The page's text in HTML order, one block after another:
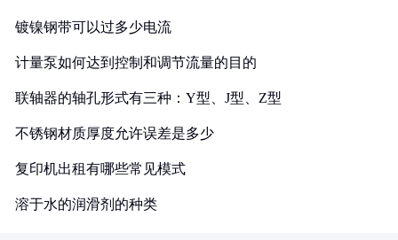
镀镍钢带可以过多少电流
计量泵如何达到控制和调节流量的目的
联轴器的轴孔形式有三种：Y型、J型、Z型
不锈钢材质厚度允许误差是多少
复印机出租有哪些常见模式
溶于水的润滑剂的种类